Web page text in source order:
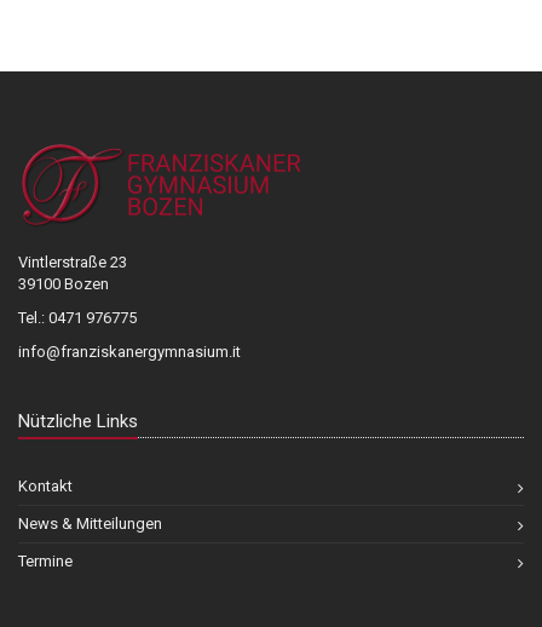
Vintlerstraße 23
39100 Bozen
Tel.: 0471 976775
info@franziskanergymnasium.it
Nützliche Links
Kontakt
News & Mitteilungen
Termine